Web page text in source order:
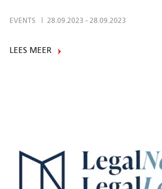
EVENTS 28.09.2023 - 28.09.2023
LEES MEER